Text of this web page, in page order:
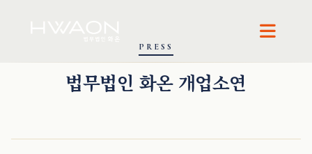
PRESS
법무법인 화온 개업소연